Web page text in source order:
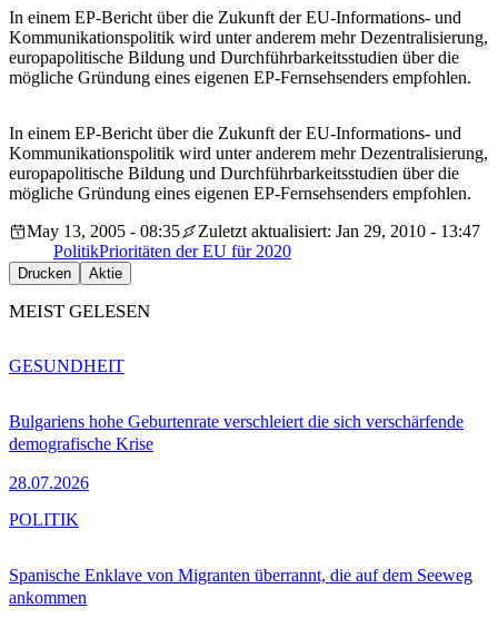
In einem EP-Bericht über die Zukunft der EU-Informations- und
Kommunikationspolitik wird unter anderem mehr Dezentralisierung,
europapolitische Bildung und Durchführbarkeitsstudien über die
mögliche Gründung eines eigenen EP-Fernsehsenders empfohlen.
In einem EP-Bericht über die Zukunft der EU-Informations- und
Kommunikationspolitik wird unter anderem mehr Dezentralisierung,
europapolitische Bildung und Durchführbarkeitsstudien über die
mögliche Gründung eines eigenen EP-Fernsehsenders empfohlen.
May 13, 2005 - 08:35
Zuletzt aktualisiert: Jan 29, 2010 - 13:47
PolitikPrioritäten der EU für 2020
Drucken Aktie
MEIST GELESEN
Bulgariens hohe Geburtenrate verschleiert die sich verschärfende
demografische Krise
28.07.2026
GESUNDHEIT
Spanische Enklave von Migranten überrannt, die auf dem Seeweg
ankommen
POLITIK